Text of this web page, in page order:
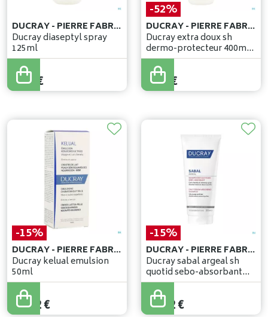
DUCRAY - PIERRE FABRE BENELUX
Ducray diaseptyl spray
125ml
8,92 €
-52%
DUCRAY - PIERRE FABRE BENELUX
Ducray extra doux sh
dermo-protecteur 400ml
nf
18,90
9,00 €
-15%
DUCRAY - PIERRE FABRE BENELUX
Ducray kelual emulsion
50ml
14,50
12,32€
-15%
DUCRAY - PIERRE FABRE BENELUX
Ducray sabal argeal sh
quotid sebo-absorbant
200ml
16,50
14,02€